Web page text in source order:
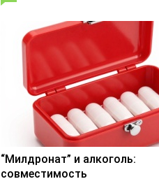
“Милдронат” и алкоголь:
совместимость